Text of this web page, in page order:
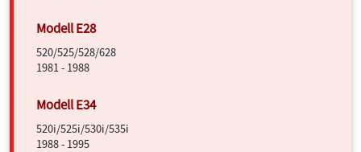
520/525/528/628
1981 - 1988
520i/525i/530i/535i
1988 - 1995